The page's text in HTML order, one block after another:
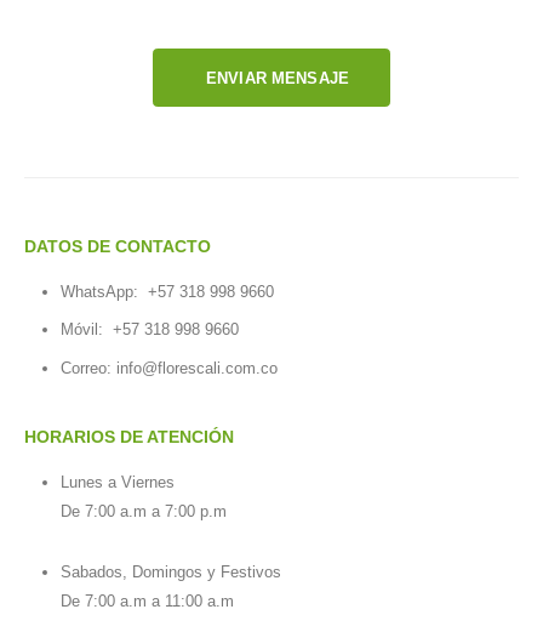
ENVIAR MENSAJE
DATOS DE CONTACTO
WhatsApp: +57 318 998 9660
Móvil: +57 318 998 9660
Correo: info@florescali.com.co
HORARIOS DE ATENCIÓN
Lunes a Viernes
De 7:00 a.m a 7:00 p.m
Sabados, Domingos y Festivos
De 7:00 a.m a 11:00 a.m